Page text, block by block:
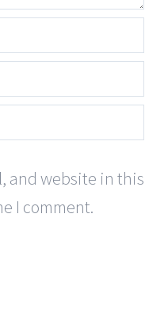
and website in this
I comment.